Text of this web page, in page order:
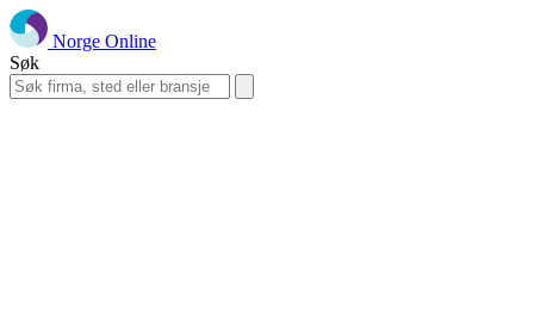
Norge Online
Søk